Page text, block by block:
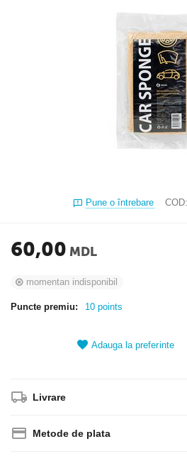
Pune o întrebare COD:
60,00 MDL
momentan indisponibil
Puncte premiu: 10 points
Adauga la preferinte
Livrare
Metode de plata